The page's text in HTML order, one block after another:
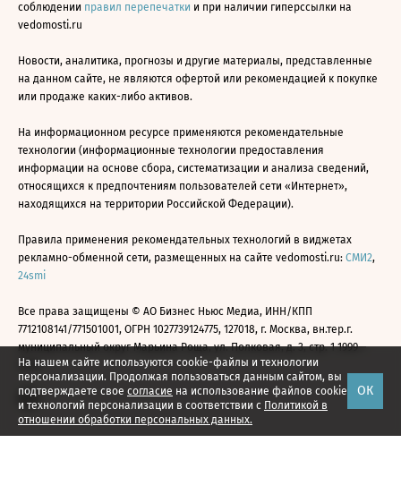
На нашем сайте используются cookie-файлы и технологии
персонализации. Продолжая пользоваться данным сайтом, вы
подтверждаете свое согласие на использование файлов cookie
и технологий персонализации в соответствии с Политикой в
отношении обработки персональных данных.
ОК
соблюдении правил перепечатки и при наличии гиперссылки на
vedomosti.ru
Новости, аналитика, прогнозы и другие материалы, представленные
на данном сайте, не являются офертой или рекомендацией к покупке
или продаже каких-либо активов.
На информационном ресурсе применяются рекомендательные
технологии (информационные технологии предоставления
информации на основе сбора, систематизации и анализа сведений,
относящихся к предпочтениям пользователей сети «Интернет»,
находящихся на территории Российской Федерации).
Правила применения рекомендательных технологий в виджетах
рекламно-обменной сети, размещенных на сайте vedomosti.ru: СМИ2,
24smi
Все права защищены © АО Бизнес Ньюс Медиа, ИНН/КПП
7712108141/771501001, ОГРН 1027739124775, 127018, г. Москва, вн.тер.г.
муниципальный округ Марьина Роща, ул. Полковая, д. 3, стр. 1 1999—
2026